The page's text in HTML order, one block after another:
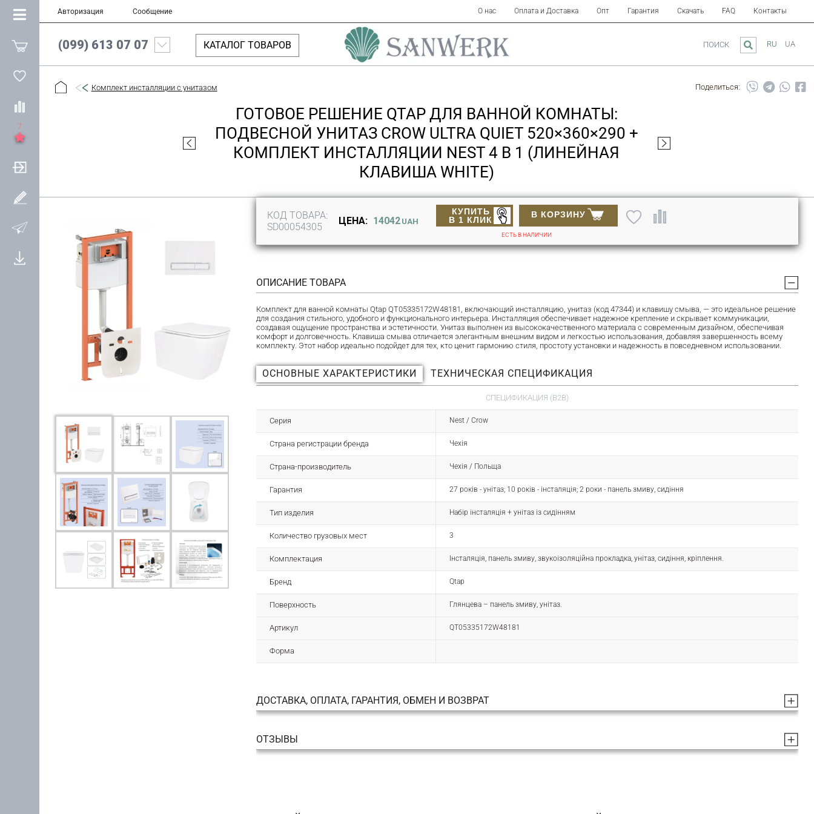
7
Авторизация Сообщение О нас Оплата и Доставка Опт Гарантия Скачать FAQ Контакты
КАТАЛОГ ТОВАРОВ
(099) 613 07 07 RU UA
ПОИСК
Комплект инсталляции с унитазом Поделиться:
ГОТОВОЕ РЕШЕНИЕ QTAP ДЛЯ ВАННОЙ КОМНАТЫ:
ПОДВЕСНОЙ УНИТАЗ CROW ULTRA QUIET 520×360×290 +
КОМПЛЕКТ ИНСТАЛЛЯЦИИ NEST 4 В 1 (ЛИНЕЙНАЯ
КЛАВИША WHITE)
КОД ТОВАРА:
SD00054305
ЦЕНА: 14042 UAH
В КОРЗИНУ
КУПИТЬ
В 1 КЛИК
ЕСТЬ В НАЛИЧИИ
ОПИСАНИЕ ТОВАРА
Комплект для ванной комнаты Qtap QT05335172W48181, включающий инсталляцию, унитаз (код 47344) и клавишу смыва, — это идеальное решение
для создания стильного, удобного и функционального интерьера. Инсталляция обеспечивает надежное крепление и скрывает коммуникации,
создавая ощущение пространства и эстетичности. Унитаз выполнен из высококачественного материала с современным дизайном, обеспечивая
комфорт и долговечность. Клавиша смыва отличается элегантным внешним видом и легкостью использования, добавляя завершенность всему
комплекту. Этот набор идеально подойдет для тех, кто ценит гармонию стиля, простоту установки и надежность в повседневном использовании.
ОСНОВНЫЕ ХАРАКТЕРИСТИКИ ТЕХНИЧЕСКАЯ СПЕЦИФИКАЦИЯ
СПЕЦИФИКАЦИЯ (B2B)
Серия Nest / Crow
Страна регистрации бренда Чехія
Страна-производитель Чехія / Польща
Гарантия 27 років - унітаз; 10 років - інсталяція; 2 роки - панель змиву, сидіння
Тип изделия Набір інсталяція + унітаз із сидінням
Количество грузовых мест 3
Комплектация Інсталяція, панель змиву, звукоізоляційна прокладка, унітаз, сидіння, кріплення.
Бренд Qtap
Поверхность Глянцева – панель змиву, унітаз.
Артикул QT05335172W48181
Форма
ДОСТАВКА, ОПЛАТА, ГАРАНТИЯ, ОБМЕН И ВОЗВРАТ
ОТЗЫВЫ